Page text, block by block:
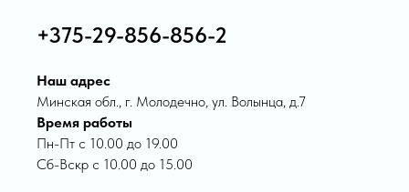
+375-29-856-856-2
Наш адрес
Минская обл., г. Молодечно, ул. Волынца, д.7
Время работы
Пн-Пт с 10.00 до 19.00
Сб-Вскр с 10.00 до 15.00